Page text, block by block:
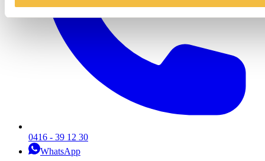
0416 - 39 12 30
WhatsApp